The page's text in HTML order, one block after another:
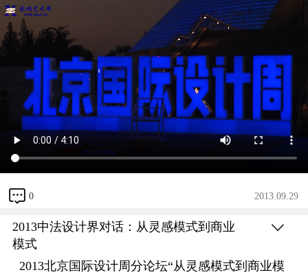
0 2013.09.29
2013中法设计界对话：从灵感模式到商业
模式
2013北京国际设计周分论坛“从灵感模式到商业模